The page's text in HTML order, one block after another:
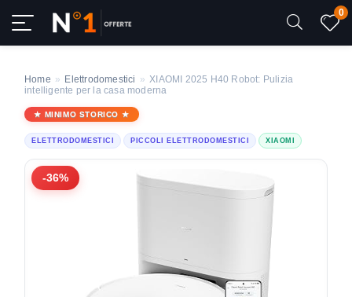
0
Home » Elettrodomestici » XIAOMI 2025 H40 Robot: Pulizia
intelligente per la casa moderna
MINIMO STORICO
ELETTRODOMESTICI PICCOLI ELETTRODOMESTICI XIAOMI
-36%